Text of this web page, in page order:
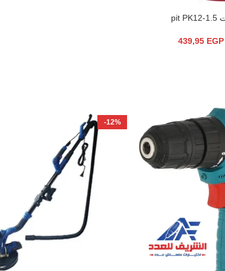
439,95 EGP
-12%